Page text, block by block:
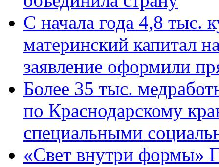
С начала года 4,8 тыс.
материнский капитал
заявление оформили
Более 35 тыс.
по Краснодарскому
специальными
«Свет внутри формы»